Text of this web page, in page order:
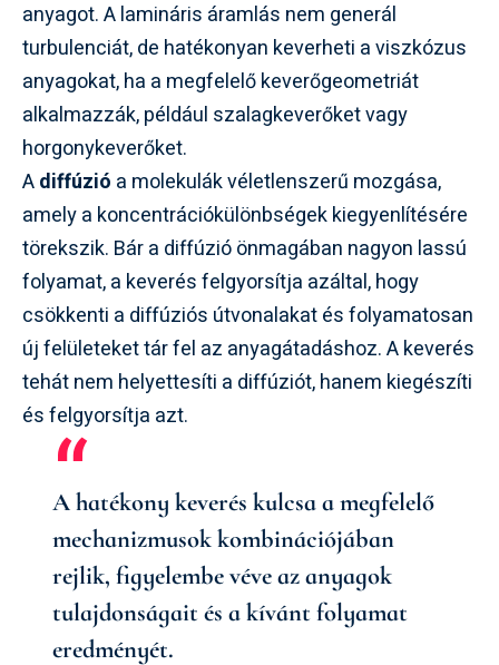
anyagot. A lamináris áramlás nem generál
turbulenciát, de hatékonyan keverheti a viszkózus
anyagokat, ha a megfelelő keverőgeometriát
alkalmazzák, például szalagkeverőket vagy
horgonykeverőket.
Adiffúzió a molekulák véletlenszerű mozgása,
amely a koncentrációkülönbségek kiegyenlítésére
törekszik. Bár a diffúzió önmagában nagyon lassú
folyamat, a keverés felgyorsítja azáltal, hogy
csökkenti a diffúziós útvonalakat és folyamatosan
új felületeket tár fel az anyagátadáshoz. A keverés
tehát nem helyettesíti a diffúziót, hanem kiegészíti
és felgyorsítja azt.
A hatékony keverés kulcsa a megfelelő
mechanizmusok kombinációjában
rejlik, figyelembe véve az anyagok
tulajdonságait és a kívánt folyamat
eredményét.